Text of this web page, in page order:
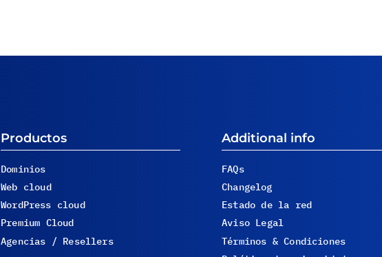
Productos
Dominios
Web cloud
WordPress cloud
Premium Cloud
Agencias / Resellers
Additional info
FAQs
Changelog
Estado de la red
Aviso Legal
Términos & Condiciones